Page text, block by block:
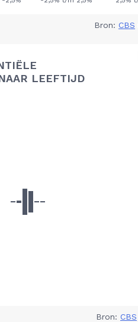
Bron: CBS
LEEFTIJD
Bron: CBS